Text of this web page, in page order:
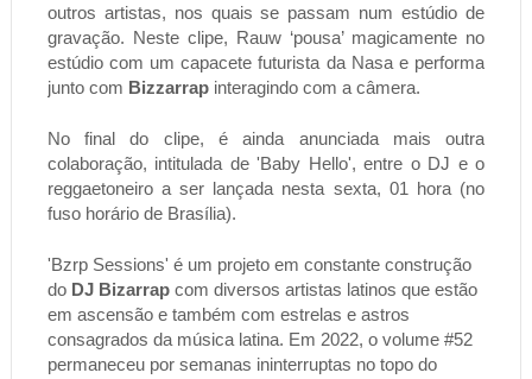
outros artistas, nos quais se passam num estúdio de
gravação. Neste clipe, Rauw ‘pousa’ magicamente no
estúdio com um capacete futurista da Nasa e performa
junto com Bizzarrapinteragindo com a câmera.
No final do clipe, é ainda anunciada mais outra
colaboração, intitulada de 'Baby Hello', entre o DJ e o
reggaetoneiro a ser lançada nesta sexta, 01 hora (no
fuso horário de Brasília).
'Bzrp Sessions' é um projeto em constante construção
do DJ Bizarrapcom diversos artistas latinos que estão
em ascensão e também com estrelas e astros
consagrados da música latina. Em 2022, o volume #52
permaneceu por semanas ininterruptas no topo do